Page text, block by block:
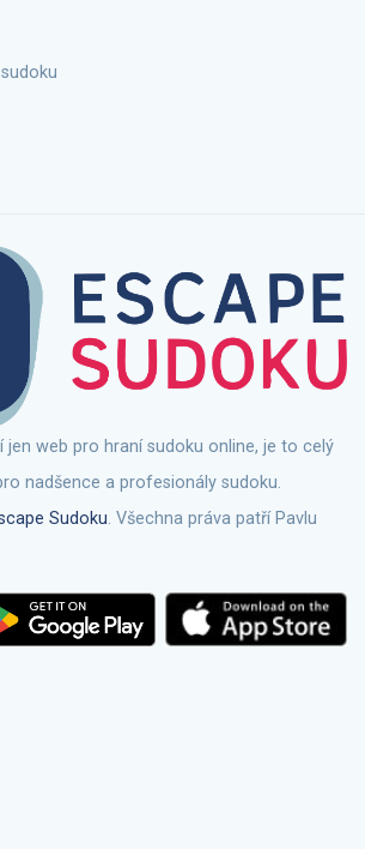
nadšence a profesionály sudoku.
Sudoku. Všechna práva patří Pavlu